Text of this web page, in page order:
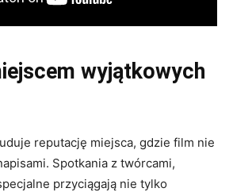
wyjątkowych
reputację miejsca, gdzie film nie
Spotkania z twórcami,
przyciągają nie tylko